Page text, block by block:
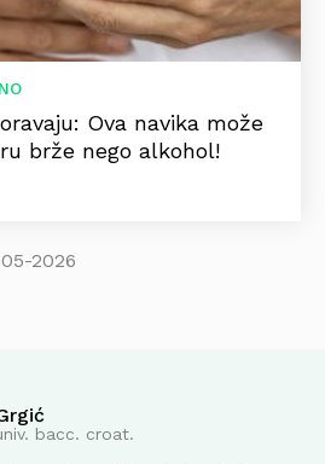
Ova navika može
brže nego alkohol!
2026
bacc. croat.